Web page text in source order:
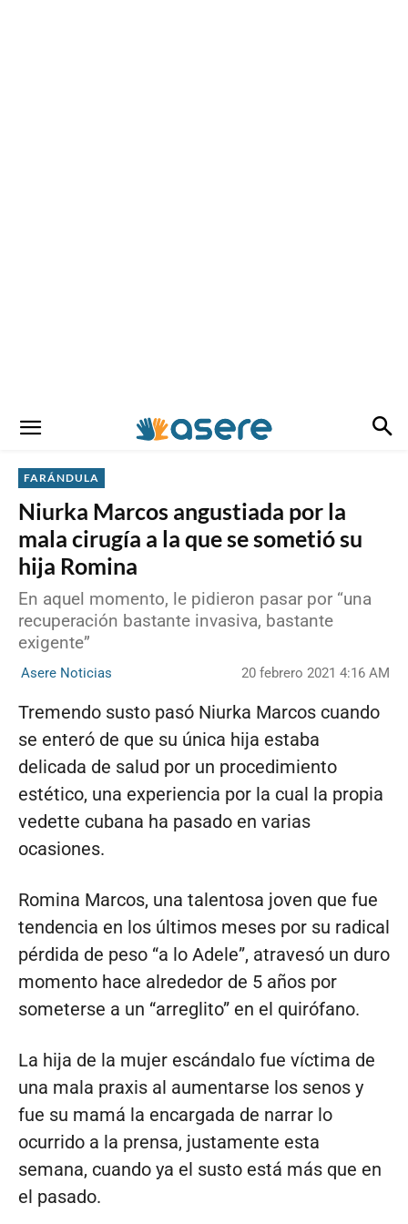
FARÁNDULA
Niurka Marcos angustiada por la
mala cirugía a la que se sometió su
hija Romina
En aquel momento, le pidieron pasar por “una
recuperación bastante invasiva, bastante
exigente”
Asere Noticias 20 febrero 2021 4:16 AM
Tremendo susto pasó Niurka Marcos cuando
se enteró de que su única hija estaba
delicada de salud por un procedimiento
estético, una experiencia por la cual la propia
vedette cubana ha pasado en varias
ocasiones.
Romina Marcos, una talentosa joven que fue
tendencia en los últimos meses por su radical
pérdida de peso “a lo Adele”, atravesó un duro
momento hace alrededor de 5 años por
someterse a un “arreglito” en el quirófano.
La hija de la mujer escándalo fue víctima de
una mala praxis al aumentarse los senos y
fue su mamá la encargada de narrar lo
ocurrido a la prensa, justamente esta
semana, cuando ya el susto está más que en
el pasado.